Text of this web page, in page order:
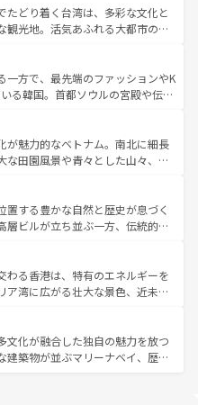
参照してほしい。
フードやハワイアンミュージッ
など、すべてがハワイの魅力を彩
着のハワイ情報
してほしい。
い原生林やケアンズの熱帯雨林な
。また、カフェやワイン、オージ
実しており、サーフィンやダイ
、アウトドア好きにはたまらな
彩な魅力を存分に味わいつくそ
たどり着く台湾は、多彩な文化と
観光地。活気あふれる大都市の台
ある台湾東部など、都市の喧騒
ており、訪れる人に新しい発見と
。また、奥深い台湾の食文化も魅
ツなど、バラエティ豊かな料理
お、新着の台湾情報は コンテンツ一覧を参
一方で、最先端のファッションやK
る韓国。首都ソウルの宮殿や伝統
季折々の自然美を楽しむことが
や焼肉、絶品のストリートフード
理が待っている。夜には、韓国な
国の多彩な魅力を心ゆくまで味
みてほしい。 なお、新着の韓国情報はコンテンツ一
が魅力的なベトナム。南北に細長
な田園風景や青々とした山々、世
づく。ハノイの古い町並みやホ
治時代の建物も、独特の雰囲気を
バラエティの豊かさとおいしさで
、ベトナムコーヒーなどは、ぜ
の地域を訪れてもあたたかい人々
ので、きっと忘れられない旅にな
置する豊かな自然と歴史が息づく
層ビルが立ち並ぶ一方、伝統的な
部ではチェンマイなどの山岳地
部ではプーケットやクラビの美し
を楽しむことができる。タイ料理
で、どの季節にも異なる楽しみ
すいタイの人々、仏教を中心とし
光資源が、訪れる旅人を魅了し続
わる香港は、特有のエネルギーを
ア湾に広がる壮大な景色、近未来
るはず。観光スポットが密集し
ろを回れるのも魅力。息をのむよ
験まで、香港を存分に楽しみ尽く
文化が融合した独自の魅力を放つ
建築物が並ぶマリーナベイ、歴史